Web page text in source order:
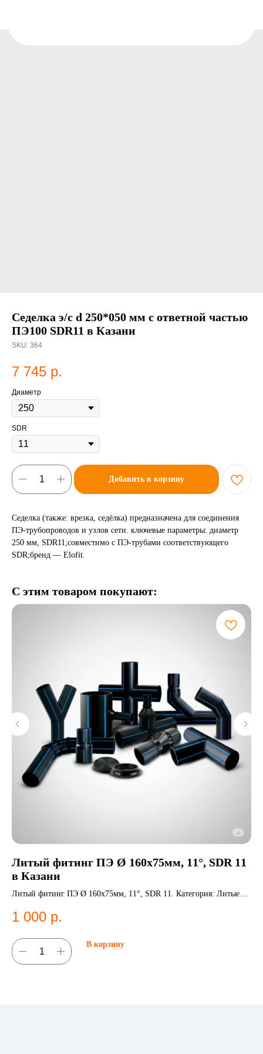
Седелка э/с d 250*050 мм с ответной частью
ПЭ100 SDR11 в Казани
SKU: 364
7 745 р.
Диаметр
SDR
Добавить в корзину
Седелка (также: врезка, седёлка) предназначена для соединения
ПЭ-трубопроводов и узлов сети. ключевые параметры: диаметр
250 мм, SDR11;совместимо с ПЭ-трубами соответствующего
SDR;бренд — Elofit.
С этим товаром покупают:
Литый фитинг ПЭ Ø 160х75мм, 11°, SDR 11
в Казани
Литый фитинг ПЭ Ø 160х75мм, 11°, SDR 11. Категория: Литые
1 000 р.
В корзину